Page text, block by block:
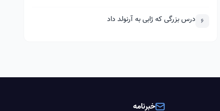
6 درس بزرگی که ژابی به آرنولد داد
خبرنامه